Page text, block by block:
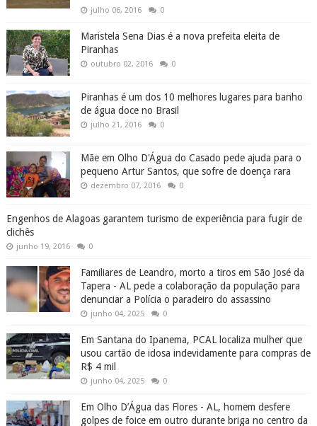
julho 06, 2016 0
Maristela Sena Dias é a nova prefeita eleita de
Piranhas
outubro 02, 2016 0
Piranhas é um dos 10 melhores lugares para banho
de água doce no Brasil
julho 21, 2016 0
Mãe em Olho D'Água do Casado pede ajuda para o
pequeno Artur Santos, que sofre de doença rara
dezembro 07, 2016 0
Engenhos de Alagoas garantem turismo de experiência para fugir de
clichês
junho 19, 2016 0
Familiares de Leandro, morto a tiros em São José da
Tapera - AL pede a colaboração da população para
denunciar a Polícia o paradeiro do assassino
junho 04, 2025 0
Em Santana do Ipanema, PCAL localiza mulher que
usou cartão de idosa indevidamente para compras de
R$ 4 mil
junho 04, 2025 0
Em Olho D’Água das Flores - AL, homem desfere
golpes de foice em outro durante briga no centro da